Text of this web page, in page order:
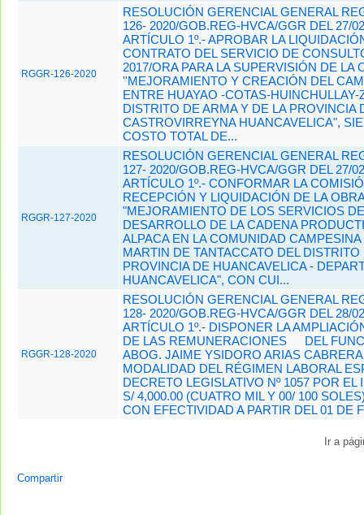
RGGR-126-2020
RESOLUCIÓN GERENCIAL GENERAL
126- 2020/GOB.REG-HVCA/GGR DEL 27/
ARTÍCULO 1º.- APROBAR LA
CONTRATO DEL SERVICIO DE
2017/ORA PARA LA SUPERVISIÓN DE LA
''MEJORAMIENTO Y CREACIÓN DEL
ENTRE HUAYAO -COTAS-HUINCHULLAY-
DISTRITO DE ARMA Y DE LA PROVINCIA
CASTROVIRREYNA­ HUANCAVELICA",
COSTO TOTAL DE...
RGGR-127-2020
RESOLUCIÓN GERENCIAL GENERAL
127- 2020/GOB.REG-HVCA/GGR DEL 27/
ARTÍCULO 1º.- CONFORMAR LA
RECEPCIÓN Y LIQUIDACIÓN DE LA
"MEJORAMIENTO DE LOS SERVICIOS
DESARROLLO DE LA CADENA
ALPACA EN LA COMUNIDAD
MARTIN DE TANTACCATO DEL DISTRITO
PROVINCIA DE HUANCAVELICA -
HUANCAVELICA", CON CUI...
RGGR-128-2020
RESOLUCIÓN GERENCIAL GENERAL
128- 2020/GOB.REG-HVCA/GGR DEL 28/
ARTÍCULO 1º.- DISPONER LA
DE LAS REMUNERACIONES
DEL
ABOG. JAIME YSIDORO ARIAS
MODALIDAD DEL RÉGIMEN LABORAL
DECRETO LEGISLATIVO Nº 1057 POR EL
S/ 4,000.00 (CUATRO MIL Y 00/ 100
CON EFECTIVIDAD A PARTIR DEL 01 DE
Ir a
Compartir